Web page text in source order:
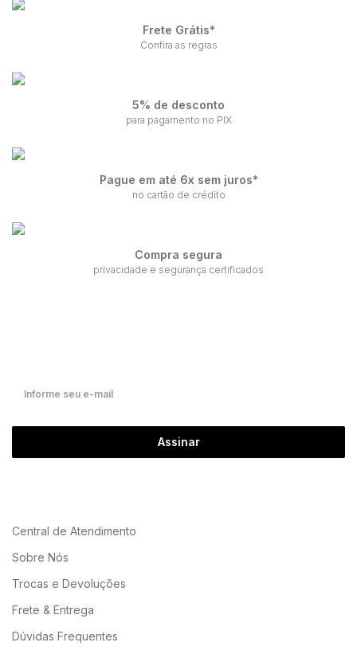
Frete Grátis*
Confira as regras
5% de desconto
para pagamento no PIX
Pague em até 6x sem juros*
no cartão de crédito
Compra segura
privacidade e segurança certificados
Assinar
Central de Atendimento
Sobre Nós
Trocas e Devoluções
Frete & Entrega
Dúvidas Frequentes